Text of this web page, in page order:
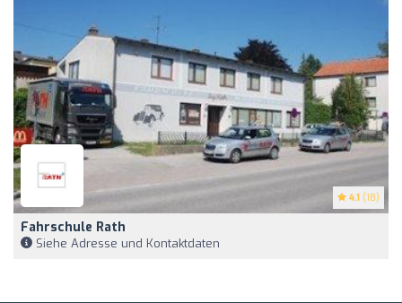
4.1 (18)
Fahrschule Rath
Siehe Adresse und Kontaktdaten